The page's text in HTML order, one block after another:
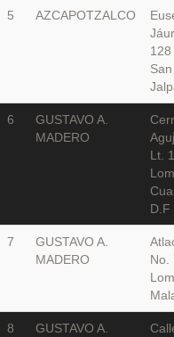
5 AZCAPOTZALCO
128
6
GUSTAVO A.
MADERO
Lt.
D.F
7
GUSTAVO A.
MADERO
No.
8
GUSTAVO A.